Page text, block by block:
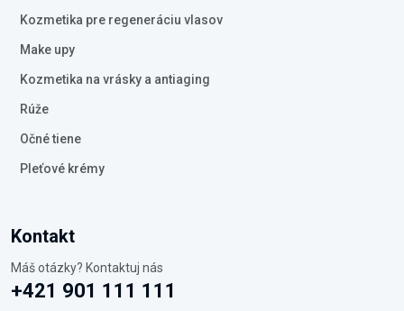
Kozmetika pre regeneráciu vlasov
Make upy
Kozmetika na vrásky a antiaging
Rúže
Očné tiene
Pleťové krémy
Kontakt
Máš otázky? Kontaktuj nás
+421 901 111 111